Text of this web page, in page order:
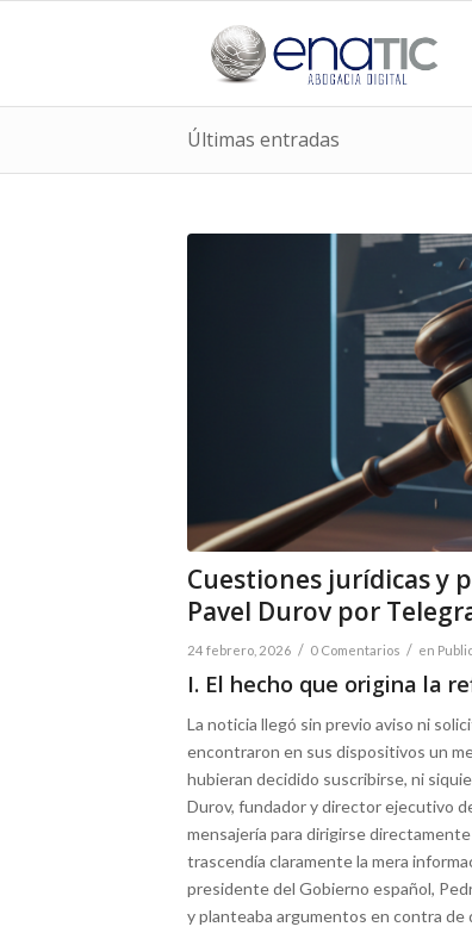
Últimas entradas
Cuestiones jurídicas y
Pavel Durov por
24 febrero, 2026 / 0 Comentarios / en
I. El hecho que origina la
La noticia llegó sin previo aviso ni
encontraron en sus dispositivos un
hubieran decidido suscribirse, ni
Durov, fundador y director ejecutivo
mensajería para dirigirse
trascendía claramente la mera
presidente del Gobierno español,
y planteaba argumentos en contra de